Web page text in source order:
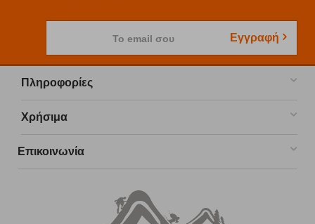
Το email σου Εγγραφή
Πληροφορίες
Χρήσιμα
Επικοινωνία